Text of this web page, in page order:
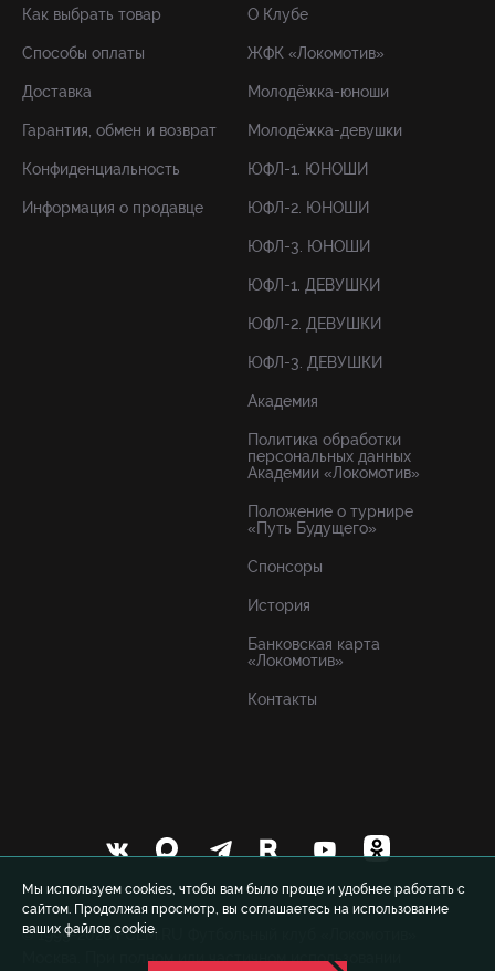
Мы используем cookies, чтобы вам было проще и удобнее работать с
сайтом. Продолжая просмотр, вы соглашаетесь на использование
ваших файлов cookie.
Как выбрать товар
Способы оплаты
Доставка
Гарантия, обмен и возврат
Конфиденциальность
Информация о продавце
О Клубе
ЖФК «Локомотив»
Молодёжка-юноши
Молодёжка-девушки
ЮФЛ-1. ЮНОШИ
ЮФЛ-2. ЮНОШИ
ЮФЛ-3. ЮНОШИ
ЮФЛ-1. ДЕВУШКИ
ЮФЛ-2. ДЕВУШКИ
ЮФЛ-3. ДЕВУШКИ
Академия
Политика обработки
персональных данных
Академии «Локомотив»
Положение о турнире
«Путь Будущего»
Спонсоры
История
Банковская карта
«Локомотив»
Контакты
© 1999-2026 FCLM.RU Футбольный клуб «Локомотив»
Москва. При полном или частичном использовании